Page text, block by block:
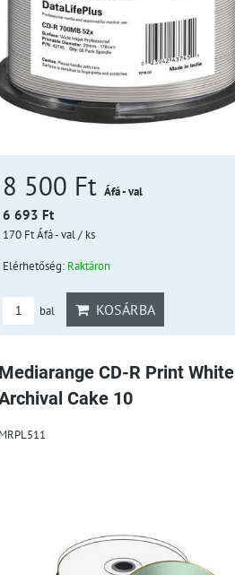
8 500 Ft Áfá - val
6 693 Ft
170 FtÁfá - val/ ks
Elérhetőség: Raktáron
bal KOSÁRBA
Mediarange CD-R Print White
Cake 10
MRPL511